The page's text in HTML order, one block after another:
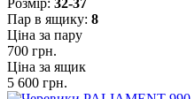
Пар в ящику: 8
Ціна за пару
700 грн.
Ціна за ящик
5 600 грн.